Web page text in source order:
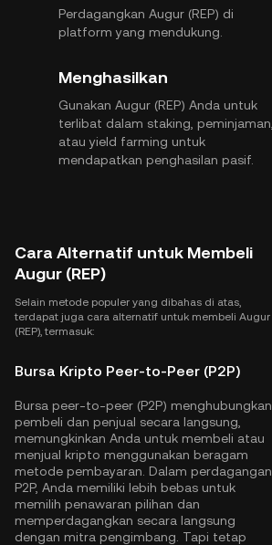
Perdagangkan Augur (REP) di
platform yang mendukung.
Menghasilkan
Gunakan Augur (REP) Anda untuk
terlibat dalam staking, peminjaman,
atau yield farming untuk
mendapatkan penghasilan pasif.
Cara Alternatif untuk Membeli
Augur (REP)
Selain metode populer yang dibahas di atas,
terdapat juga cara alternatif untuk membeli Augur
(REP), termasuk:
Bursa Kripto Peer-to-Peer (P2P)
Bursa peer-to-peer (P2P) menghubungkan
pembeli dan penjual secara langsung,
memungkinkan Anda untuk membeli atau
menjual kripto menggunakan beragam
metode pembayaran. Dalam perdagangan
P2P, Anda memiliki lebih bebas untuk
memilih penawaran pilihan dan
memperdagangkan secara langsung
dengan mitra pengimbang. Tapi tetap